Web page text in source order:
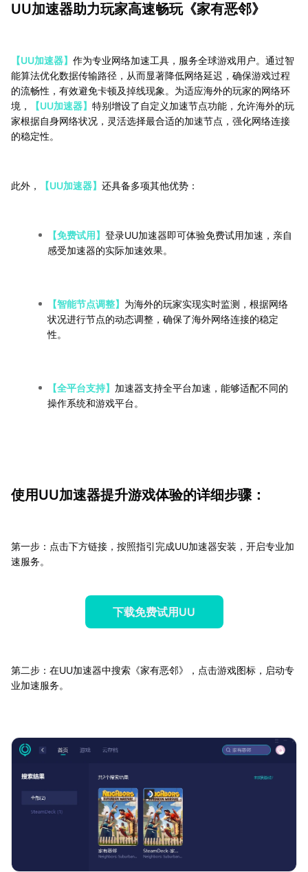
UU加速器助力玩家高速畅玩《家有恶邻》
【UU加速器】 作为专业网络加速工具，服务全球游戏用户。通过智
能算法优化数据传输路径，从而显著降低网络延迟，确保游戏过程
的流畅性，有效避免卡顿及掉线现象。为适应海外的玩家的网络环
境，
【UU加速器】 特别增设了自定义加速节点功能，允许海外的玩
家根据自身网络状况，灵活选择最合适的加速节点，强化网络连接
的稳定性。
此外， 【UU加速器】 还具备多项其他优势：
【免费试用】 登录UU加速器即可体验免费试用加速，亲自
感受加速器的实际加速效果。
【智能节点调整】 为海外的玩家实现实时监测，根据网络
状况进行节点的动态调整，确保了海外网络连接的稳定
性。
【全平台支持】 加速器支持全平台加速，能够适配不同的
操作系统和游戏平台。
使用UU加速器提升游戏体验的详细步骤：
第一步：点击下方链接，按照指引完成UU加速器安装，开启专业加
速服务。
下载免费试用UU
第二步：在UU加速器中搜索《家有恶邻》，点击游戏图标，启动专
业加速服务。